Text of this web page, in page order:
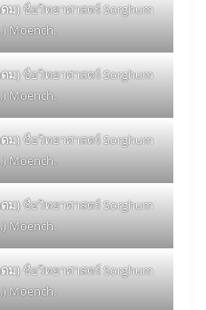
ม)ชื่อวิทยาศาสตร์ Sorghum
Moench.
ม)ชื่อวิทยาศาสตร์ Sorghum
Moench.
ม)ชื่อวิทยาศาสตร์ Sorghum
Moench.
ม)ชื่อวิทยาศาสตร์ Sorghum
Moench.
ม)ชื่อวิทยาศาสตร์ Sorghum
Moench.